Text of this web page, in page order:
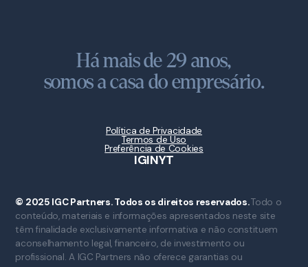
Há mais de 29 anos,
somos a casa do empresário.
Política de Privacidade
Termos de Uso
Preferência de Cookies
IGINYT
© 2025 IGC Partners. Todos os direitos reservados.Todo o
conteúdo, materiais e informações apresentados neste site
têm finalidade exclusivamente informativa e não constituem
aconselhamento legal, financeiro, de investimento ou
profissional. A IGC Partners não oferece garantias ou